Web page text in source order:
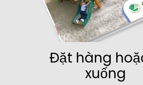
Đặt hàng
xuống